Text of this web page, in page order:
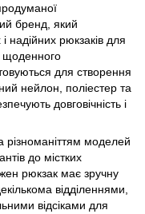
бренд, який
надійних рюкзаків для
щоденного
для створення
нейлон, поліестер та
довговічність і
різноманіттям моделей
до містких
рюкзак має зручну
відділеннями,
відсіками для